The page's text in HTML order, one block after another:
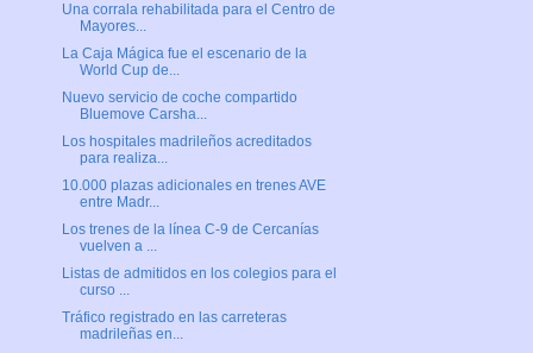
Una corrala rehabilitada para el Centro de
Mayores...
La Caja Mágica fue el escenario de la
World Cup de...
Nuevo servicio de coche compartido
Bluemove Carsha...
Los hospitales madrileños acreditados
para realiza...
10.000 plazas adicionales en trenes AVE
entre Madr...
Los trenes de la línea C-9 de Cercanías
vuelven a ...
Listas de admitidos en los colegios para el
curso ...
Tráfico registrado en las carreteras
madrileñas en...